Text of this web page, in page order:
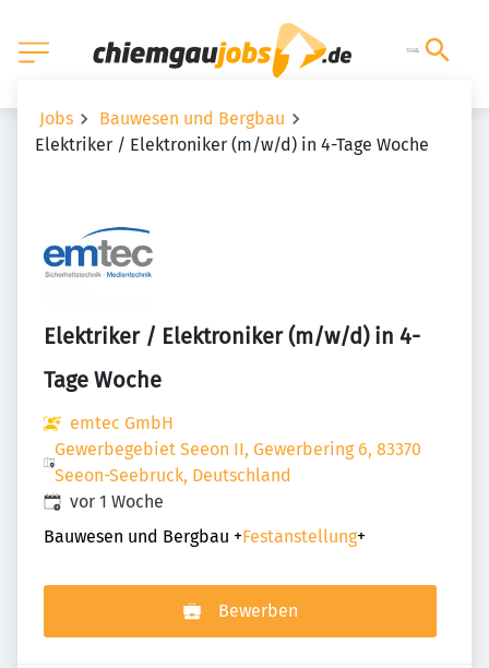
Jobs
Bauwesen und Bergbau
Elektriker / Elektroniker (m/w/d) in 4-Tage Woche
Elektriker / Elektroniker (m/w/d) in 4-
Tage Woche
emtec GmbH
Gewerbegebiet Seeon II, Gewerbering 6, 83370
Seeon-Seebruck, Deutschland
Veröffentlicht:
vor 1 Woche
Bauwesen und Bergbau +Festanstellung+
Bewerben